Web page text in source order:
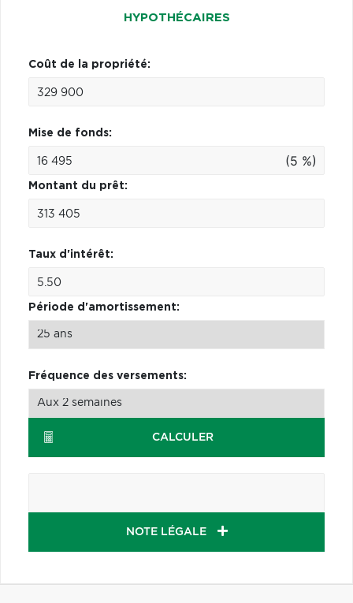
HYPOTHÉCAIRES
Coût de la propriété:
Mise de fonds:
(5 %)
Montant du prêt:
Taux d'intérêt:
Période d'amortissement:
Fréquence des versements:
CALCULER
NOTE LÉGALE